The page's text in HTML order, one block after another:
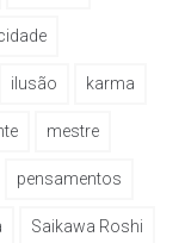
ilusão karma
mestre
pensamentos
Saikawa Roshi